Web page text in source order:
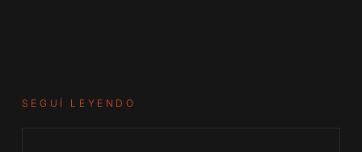
SEGUÍ LEYENDO